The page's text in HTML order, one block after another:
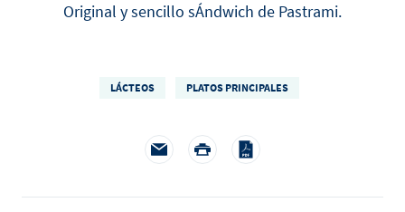
Original y sencillo sÁndwich de Pastrami.
LÁCTEOS PLATOS PRINCIPALES